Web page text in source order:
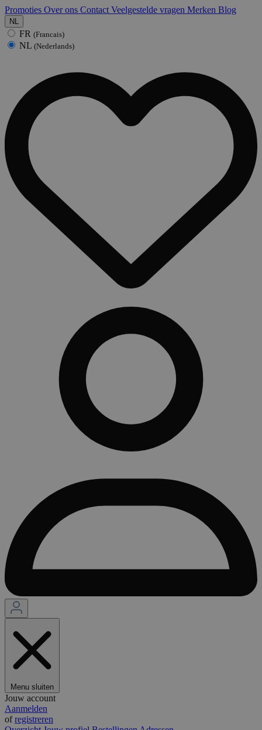
Promoties Over ons Contact Veelgestelde vragen Merken Blog
NL
FR (Francais)
NL (Nederlands)
Menu sluiten
Jouw account
Aanmelden
ofregistreren